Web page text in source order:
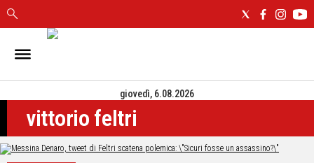
IN
CAGLIARI
SASSARI
NUORO
ORISTANO
giovedì, 6.08.2026
vittorio feltri